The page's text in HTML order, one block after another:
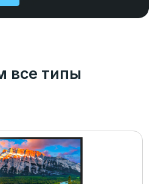
все типы